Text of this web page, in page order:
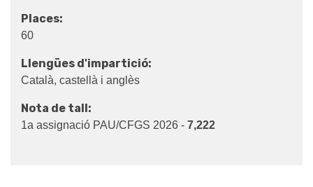
Places:
60
Llengües d'impartició:
Català, castellà i anglès
Nota de tall:
1a assignació PAU/CFGS 2026 - 7,222